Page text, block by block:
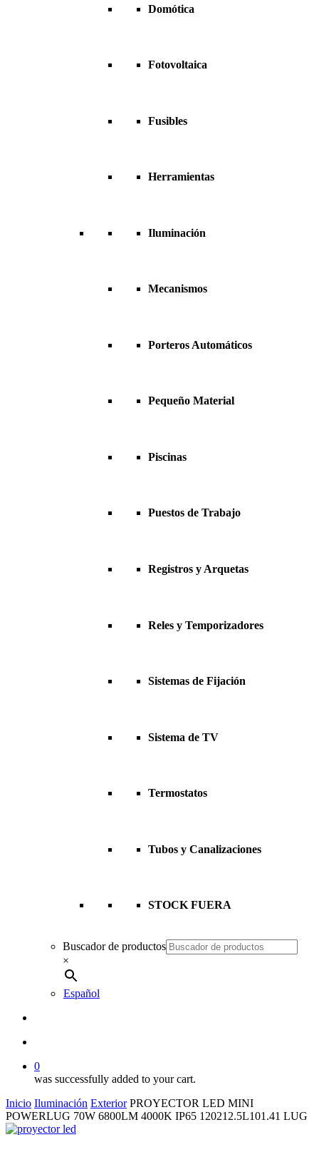
Domótica
Fotovoltaica
Fusibles
Herramientas
Iluminación
Mecanismos
Porteros Automáticos
Pequeño Material
Piscinas
Puestos de Trabajo
Registros y Arquetas
Reles y Temporizadores
Sistemas de Fijación
Sistema de TV
Termostatos
Tubos y Canalizaciones
STOCK FUERA
Buscador de productos
×
Español
0
was successfully added to your cart.
Inicio Iluminación Exterior PROYECTOR LED MINI
POWERLUG 70W 6800LM 4000K IP65 120212.5L101.41 LUG